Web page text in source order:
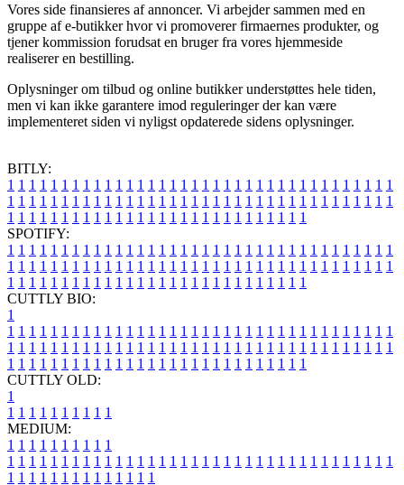
Vores side finansieres af annoncer. Vi arbejder sammen med en
gruppe af e-butikker hvor vi promoverer firmaernes produkter, og
tjener kommission forudsat en bruger fra vores hjemmeside
realiserer en bestilling.
Oplysninger om tilbud og online butikker understøttes hele tiden,
men vi kan ikke garantere imod reguleringer der kan være
implementeret siden vi nyligst opdaterede sidens oplysninger.
BITLY:
1 1 1 1 1 1 1 1 1 1 1 1 1 1 1 1 1 1 1 1 1 1 1 1 1 1 1 1 1 1 1 1 1 1 1 1
1 1 1 1 1 1 1 1 1 1 1 1 1 1 1 1 1 1 1 1 1 1 1 1 1 1 1 1 1 1 1 1 1 1 1 1
1 1 1 1 1 1 1 1 1 1 1 1 1 1 1 1 1 1 1 1 1 1 1 1 1 1 1 1
SPOTIFY:
1 1 1 1 1 1 1 1 1 1 1 1 1 1 1 1 1 1 1 1 1 1 1 1 1 1 1 1 1 1 1 1 1 1 1 1
1 1 1 1 1 1 1 1 1 1 1 1 1 1 1 1 1 1 1 1 1 1 1 1 1 1 1 1 1 1 1 1 1 1 1 1
1 1 1 1 1 1 1 1 1 1 1 1 1 1 1 1 1 1 1 1 1 1 1 1 1 1 1 1
CUTTLY BIO:
1
1 1 1 1 1 1 1 1 1 1 1 1 1 1 1 1 1 1 1 1 1 1 1 1 1 1 1 1 1 1 1 1 1 1 1 1
1 1 1 1 1 1 1 1 1 1 1 1 1 1 1 1 1 1 1 1 1 1 1 1 1 1 1 1 1 1 1 1 1 1 1 1
1 1 1 1 1 1 1 1 1 1 1 1 1 1 1 1 1 1 1 1 1 1 1 1 1 1 1 1
CUTTLY OLD:
1
1 1 1 1 1 1 1 1 1 1
MEDIUM:
1 1 1 1 1 1 1 1 1 1
1 1 1 1 1 1 1 1 1 1 1 1 1 1 1 1 1 1 1 1 1 1 1 1 1 1 1 1 1 1 1 1 1 1 1 1
1 1 1 1 1 1 1 1 1 1 1 1 1 1